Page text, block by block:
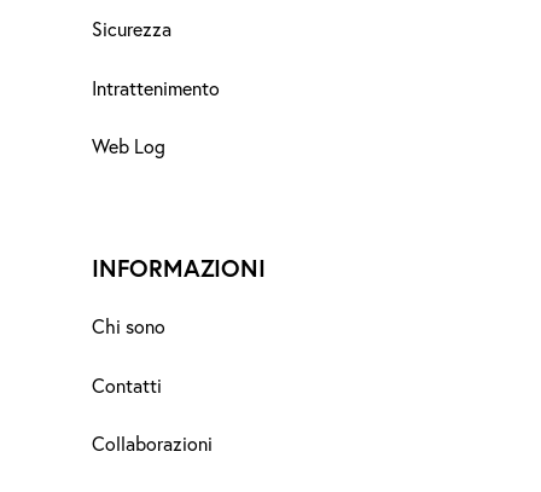
Sicurezza
Intrattenimento
Web Log
INFORMAZIONI
Chi sono
Contatti
Collaborazioni